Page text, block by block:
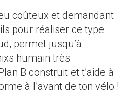
coûteux et demandant
pour réaliser ce type
permet jusqu’à
humain très
B construit et t’aide à
à l’avant de ton vélo !